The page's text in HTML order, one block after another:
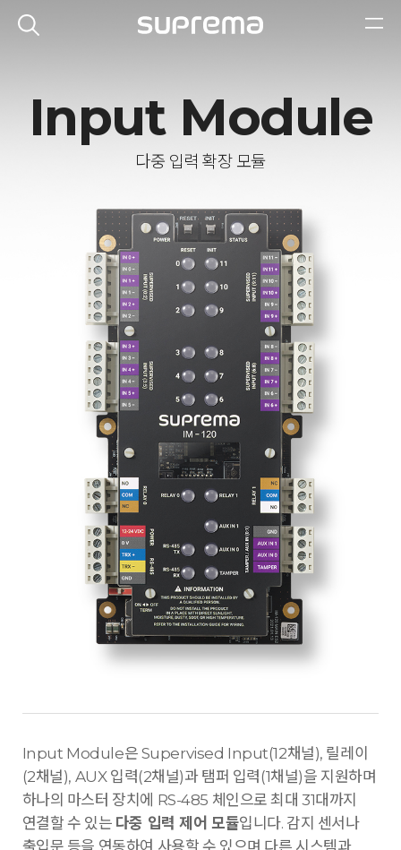
Input Module
다중 입력 확장 모듈
Input Module은 Supervised Input(12채널), 릴레이
(2채널), AUX 입력(2채널)과 탬퍼 입력(1채널)을 지원하며
하나의 마스터 장치에 RS-485 체인으로 최대 31대까지
연결할 수 있는 다중 입력 제어 모듈입니다. 감지 센서나